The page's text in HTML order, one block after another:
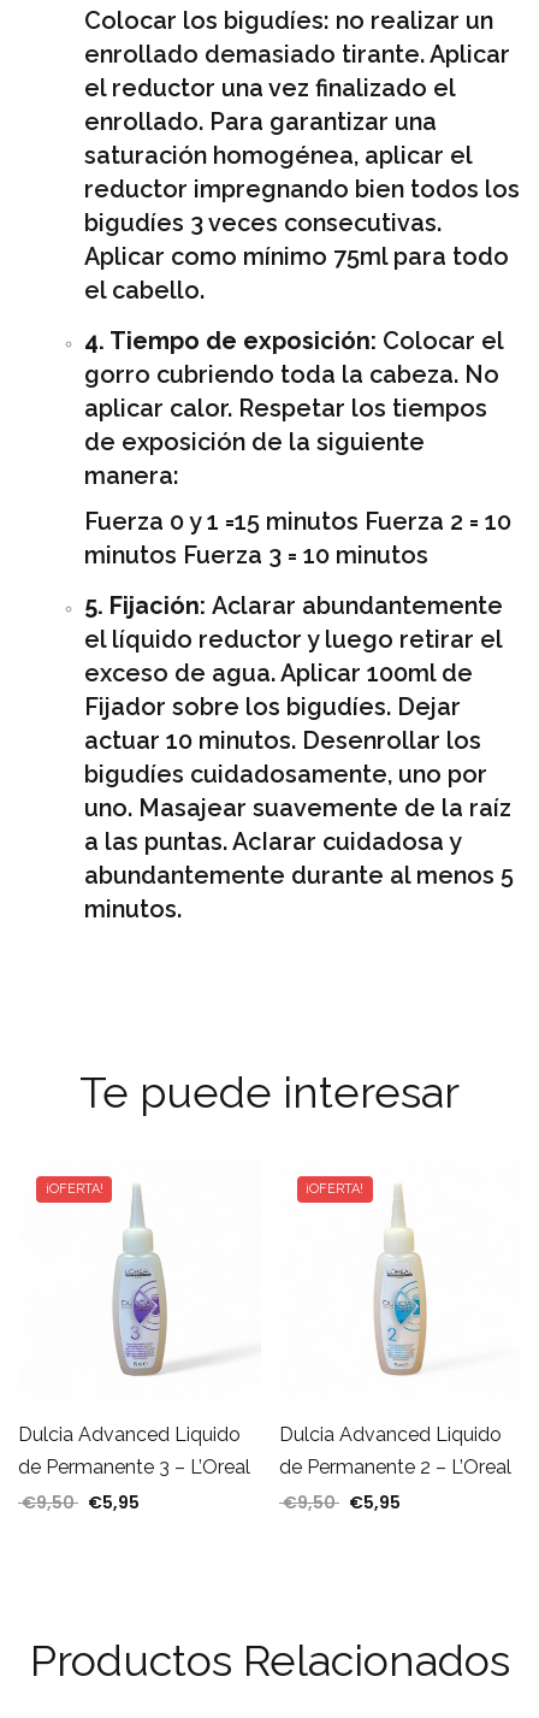
Colocar los bigudíes: no realizar un
enrollado demasiado tirante. Aplicar
el reductor una vez finalizado el
enrollado. Para garantizar una
saturación homogénea, aplicar el
reductor impregnando bien todos los
bigudíes 3 veces consecutivas.
Aplicar como mínimo 75ml para todo
el cabello.
4. Tiempo de exposición: Colocar el
gorro cubriendo toda la cabeza. No
aplicar calor. Respetar los tiempos
de exposición de la siguiente
manera:
Fuerza 0 y 1 =15 minutos Fuerza 2 = 10
minutos Fuerza 3 = 10 minutos
5. Fijación: Aclarar abundantemente
el líquido reductor y luego retirar el
exceso de agua. Aplicar 100ml de
Fijador sobre los bigudíes. Dejar
actuar 10 minutos. Desenrollar los
bigudíes cuidadosamente, uno por
uno. Masajear suavemente de la raíz
a las puntas. AcIarar cuidadosa y
abundantemente durante al menos 5
minutos.
Te puede interesar
¡OFERTA!
Dulcia Advanced Liquido
de Permanente 3 – L’Oreal
€9,50 El precio original era: €9,50.
€5,95 El precio actual es: €5,95.
¡OFERTA!
Dulcia Advanced Liquido
de Permanente 2 – L’Oreal
€9,50 El precio original era:
€5,95El precio actual
Productos Relacionados